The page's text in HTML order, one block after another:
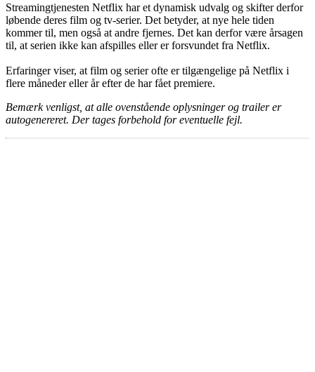
Streamingtjenesten Netflix har et dynamisk udvalg og skifter derfor
løbende deres film og tv-serier. Det betyder, at nye hele tiden
kommer til, men også at andre fjernes. Det kan derfor være årsagen
til, at serien ikke kan afspilles eller er forsvundet fra Netflix.
Erfaringer viser, at film og serier ofte er tilgængelige på Netflix i
flere måneder eller år efter de har fået premiere.
Bemærk venligst, at alle ovenstående oplysninger og trailer er
autogenereret. Der tages forbehold for eventuelle fejl.